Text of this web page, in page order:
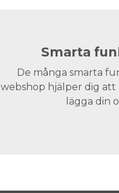
Smarta
De många smarta
webshop hjälper dig
lägga din